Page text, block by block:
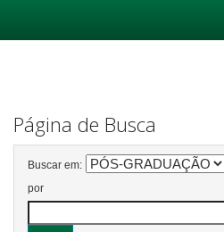
Página de Busca
Buscar em:
por